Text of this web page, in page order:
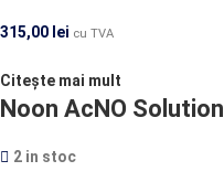
315,00 lei cu TVA
Citește mai mult
Noon AcNO Solution
2 in stoc